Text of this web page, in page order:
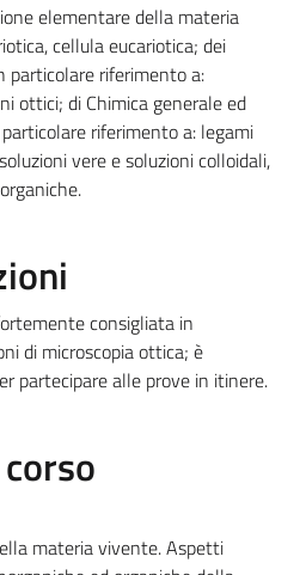
elementare della materia
cellula eucariotica; dei
particolare riferimento a:
ottici; di Chimica generale ed
riferimento a: legami
vere e soluzioni colloidali,
consigliata in
di microscopia ottica; è
partecipare alle prove in itinere.
materia vivente. Aspetti